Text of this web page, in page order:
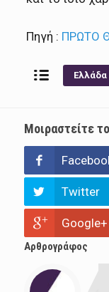
Πηγή : ΠΡΩΤΟ
Ελλάδα
Μοιραστείτε
Twitter
Google+
Αρθρογράφος